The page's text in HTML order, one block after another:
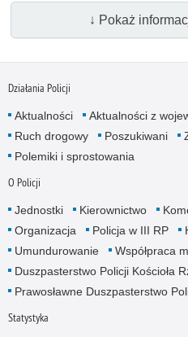
↓ Pokaż
Działania Policji
Aktualności Aktualności z
Ruch drogowy
Poszukiwani
Polemiki i sprostowania
O Policji
Jednostki Kierownictwo
Organizacja
Policja w III RP
Umundurowanie
Współpraca
Duszpasterstwo Policji Kościoła
Prawosławne Duszpasterstwo
Statystyka